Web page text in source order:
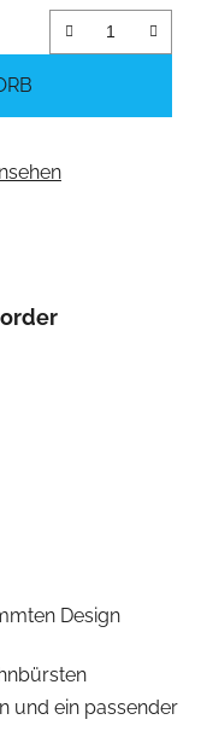
Design
und ein passender